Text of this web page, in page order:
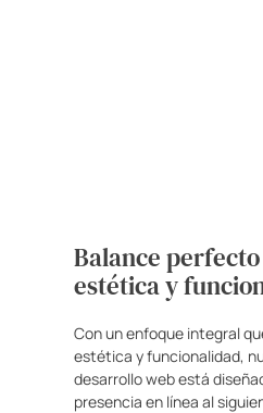
Balance
estética y
Con un enfoque integral
estética y funcionalidad,
desarrollo web está
presencia en línea al